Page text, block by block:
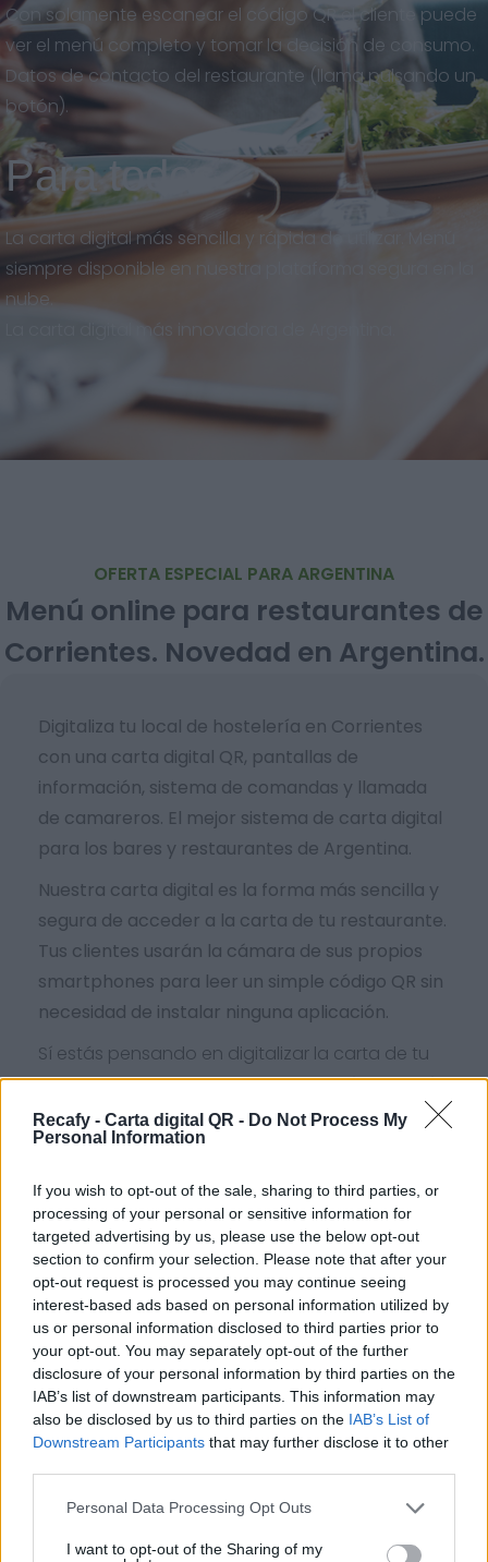
Recafy - Carta digital QR - Do Not Process My
Personal Information
If you wish to opt-out of the sale, sharing to third parties, or
processing of your personal or sensitive information for
targeted advertising by us, please use the below opt-out
section to confirm your selection. Please note that after your
opt-out request is processed you may continue seeing
interest-based ads based on personal information utilized by
us or personal information disclosed to third parties prior to
your opt-out. You may separately opt-out of the further
disclosure of your personal information by third parties on the
IAB’s list of downstream participants. This information may
also be disclosed by us to third parties on the IAB’s List of
Downstream Participants that may further disclose it to other
Please note that this website/app uses one or more Google
not limited to your visit or usage behaviour. You may click to
Personal Data Processing Opt Outs
I want to opt-out of the Sharing of my
Con solamente escanear el código QR el cliente puede
ver el menú completo y tomar la decisión de consumo.
Datos de contacto del restaurante (llama pulsando un
botón).
Para todos
La carta digital más sencilla y rápida de utilizar. Menú
siempre disponible en nuestra plataforma segura en la
nube.
La carta digital más innovadora de Argentina.
OFERTA ESPECIAL PARA ARGENTINA
Menú online para restaurantes de
Corrientes. Novedad en Argentina.
Digitaliza tu local de hostelería en Corrientes
con una carta digital QR, pantallas de
información, sistema de comandas y llamada
de camareros. El mejor sistema de carta digital
para los bares y restaurantes de Argentina.
Nuestra carta digital es la forma más sencilla y
segura de acceder a la carta de tu restaurante.
Tus clientes usarán la cámara de sus propios
smartphones para leer un simple código QR sin
necesidad de instalar ninguna aplicación.
Sí estás pensando en digitalizar la carta de tu
restaurante y quieres un sistema dinámico, más
allá de un simple pdf, estás en el sitio correcto.
Ofrecemos la solución de digitalización que
Por eso hemos diseñado un sistema capaz de
ayudar a tu negocio a adaptarse a las
circunstancias actuales que nuestro país está
viviendo. Contamos con una carta de servicios
que pueden ayudarte a aminorar las cargas de
trabajo en tu negocio o empresa para que
puedas ofrecer a tus clientes la seguridad y el
apoyo que merecen. Llega la transformación